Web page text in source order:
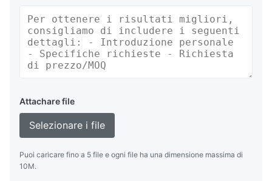
Attachare file
Selezionare i file
Puoi caricare fino a 5 file e ogni file ha una dimensione massima di
10M.